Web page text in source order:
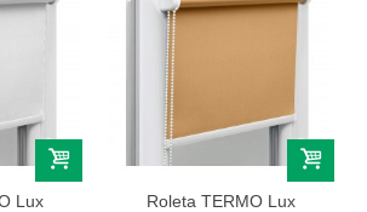
Lux
Roleta TERMO Lux